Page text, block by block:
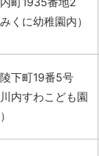
みくに幼稚園内）
下町19番5号
川内すわこども園